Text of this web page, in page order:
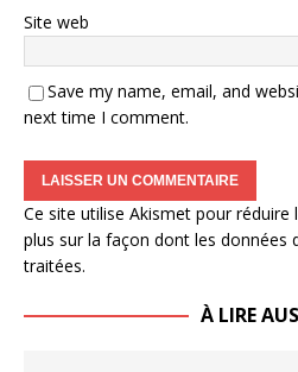
Site web
Save my name, email, and
next time I comment.
Ce site utilise Akismet pour réduire
plus sur la façon dont les données
traitées.
À LIRE